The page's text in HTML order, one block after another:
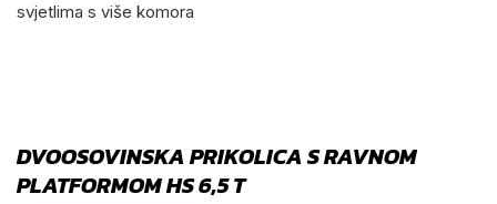
svjetlima s više komora
DVOOSOVINSKA PRIKOLICA S RAVNOM
PLATFORMOM HS 6,5 T